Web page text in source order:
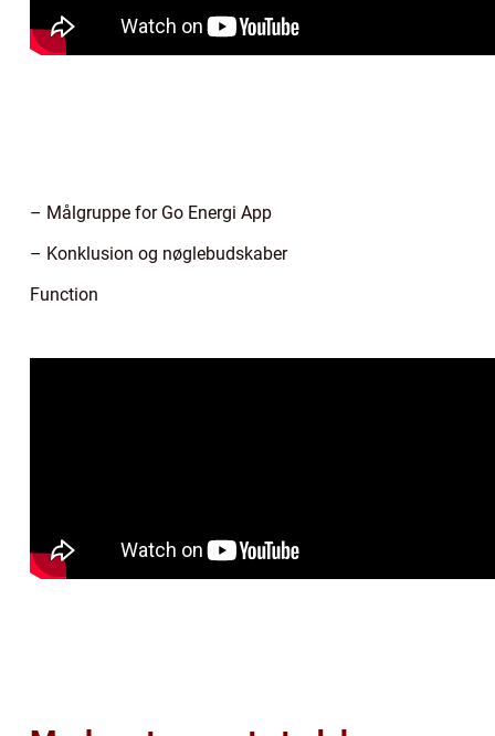
– Målgruppe for Go Energi App
– Konklusion og nøglebudskaber
Function